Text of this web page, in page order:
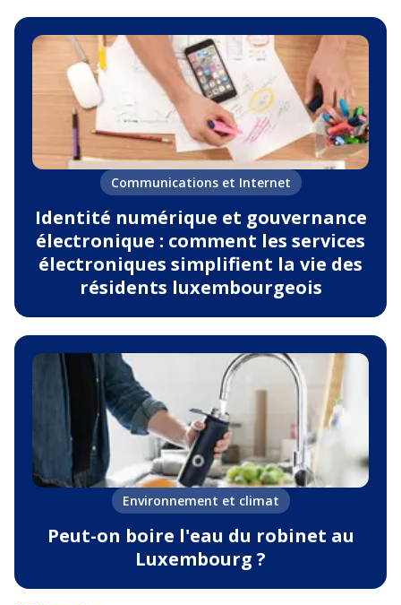
Communications et Internet
Identité numérique et gouvernance
électronique : comment les services
électroniques simplifient la vie des
résidents luxembourgeois
Environnement et climat
Peut-on boire l'eau du robinet au
Luxembourg ?